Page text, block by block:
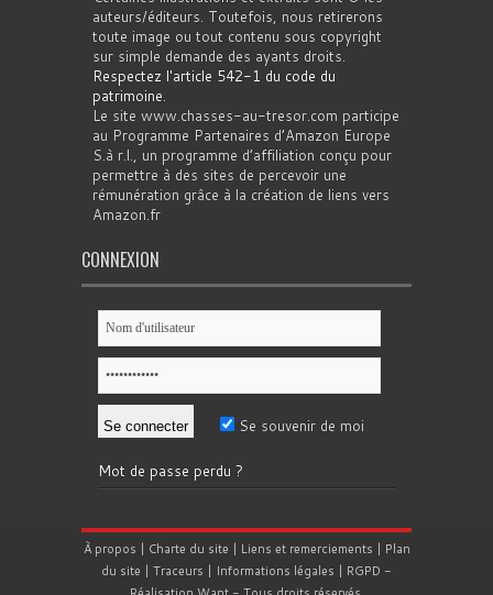
auteurs/éditeurs. Toutefois, nous retirerons
toute image ou tout contenu sous copyright
sur simple demande des ayants droits.
Respectez l'article 542-1 du code du
patrimoine.
Le site www.chasses-au-tresor.com participe
au Programme Partenaires d’Amazon Europe
S.à r.l., un programme d’affiliation conçu pour
permettre à des sites de percevoir une
rémunération grâce à la création de liens vers
Amazon.fr
CONNEXION
Se souvenir de moi
Mot de passe perdu ?
À propos | Charte du site | Liens et remerciements | Plan
du site | Traceurs | Informations légales | RGPD -